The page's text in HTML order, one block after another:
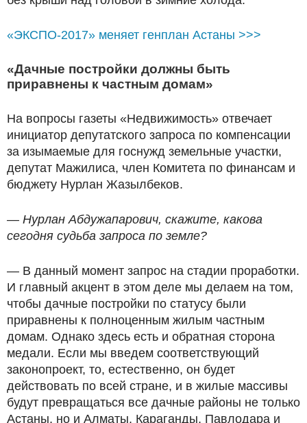
«ЭКСПО-2017» меняет генплан Астаны >>>
«Дачные постройки должны быть
приравнены к частным домам»
На вопросы газеты «Недвижимость» отвечает
инициатор депутатского запроса по компенсации
за изымаемые для госнужд земельные участки,
депутат Мажилиса, член Комитета по финансам и
бюджету Нурлан Жазылбеков.
— Нурлан Абдужапарович, скажите, какова
сегодня судьба запроса по земле?
— В данный момент запрос на стадии проработки.
И главный акцент в этом деле мы делаем на том,
чтобы дачные постройки по статусу были
приравнены к полноценным жилым частным
домам. Однако здесь есть и обратная сторона
медали. Если мы введем соответствующий
законопроект, то, естественно, он будет
действовать по всей стране, и в жилые массивы
будут превращаться все дачные районы не только
Астаны, но и Алматы, Караганды, Павлодара и